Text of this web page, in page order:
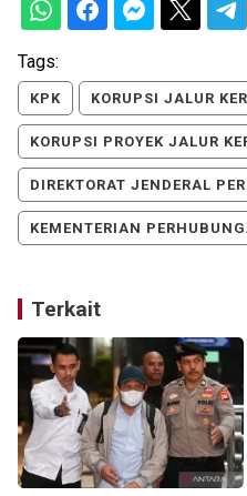
Tags:
KPK KORUPSI JALUR
KORUPSI PROYEK JALUR
DIREKTORAT JENDERAL
KEMENTERIAN
Terkait